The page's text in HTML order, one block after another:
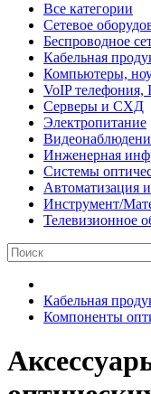
Все категории
Сетевое
Беспроводное
Кабельная
Компьютеры,
VoIP телефония,
Серверы и СХД
Электропитание
Инженерная
Системы
Автоматизация
Инструмент/
Телевизионное
Кабельная
Компоненты